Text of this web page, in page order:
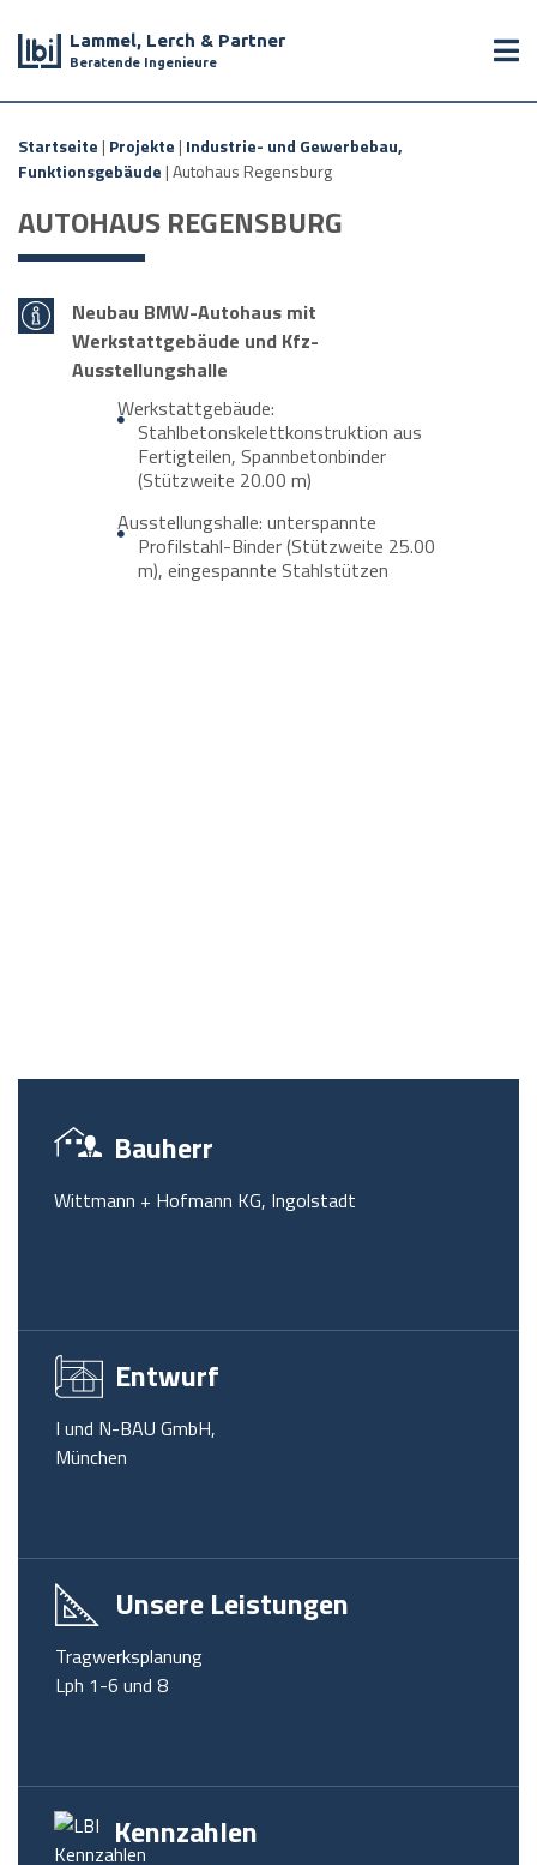
Lammel, Lerch & Partner
Beratende Ingenieure
Startseite | Projekte | Industrie- und Gewerbebau,
Funktionsgebäude |Autohaus Regensburg
AUTOHAUS REGENSBURG
Neubau BMW-Autohaus mit
Werkstattgebäude und Kfz-
Ausstellungshalle
Werkstattgebäude:
Stahlbetonskelettkonstruktion aus
Fertigteilen, Spannbetonbinder
(Stützweite 20.00 m)
Ausstellungshalle: unterspannte
Profilstahl-Binder (Stützweite 25.00
m), eingespannte Stahlstützen
Bauherr
Wittmann + Hofmann KG, Ingolstadt
Entwurf
I und N-BAU GmbH,
München
Unsere Leistungen
Tragwerksplanung
Lph 1-6 und 8
Kennzahlen